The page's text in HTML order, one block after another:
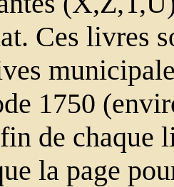
Ces livres
1750
de chaque
la page